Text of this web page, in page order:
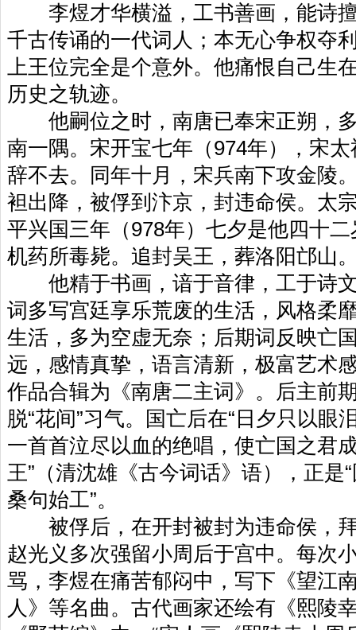
李煜才华横溢，工书善画，能诗擅
千古传诵的一代词人；本无心争权夺
上王位完全是个意外。他痛恨自己生
历史之轨迹。
他嗣位之时，南唐已奉宋正朔，多
南一隅。宋开宝七年（974年），宋
辞不去。同年十月，宋兵南下攻金陵
袒出降，被俘到汴京，封违命侯。太
平兴国三年（978年）七夕是他四十
机药所毒毙。追封吴王，葬洛阳邙山
他精于书画，谙于音律，工于诗文
词多写宫廷享乐荒废的生活，风格柔
生活，多为空虚无奈；后期词反映亡
远，感情真挚，语言清新，极富艺术
作品合辑为《南唐二主词》。后主前
脱“花间”习气。国亡后在“日夕只以眼
一首首泣尽以血的绝唱，使亡国之君
王”（清沈雄《古今词话》语），正是
桑句始工”。
被俘后，在开封被封为违命侯，拜
赵光义多次强留小周后于宫中。每次
骂，李煜在痛苦郁闷中，写下《望江
人》等名曲。古代画家还绘有《熙陵